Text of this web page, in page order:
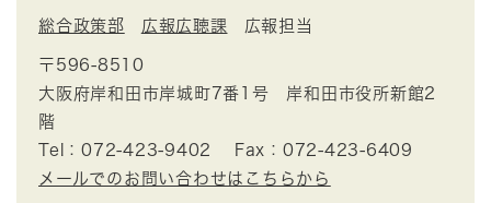
総合政策部 広報広聴課 広報担当
〒596-8510
大阪府岸和田市岸城町7番1号 岸和田市役所新館2
階
Tel：072-423-9402
Fax：072-423-6409
メールでのお問い合わせはこちらから